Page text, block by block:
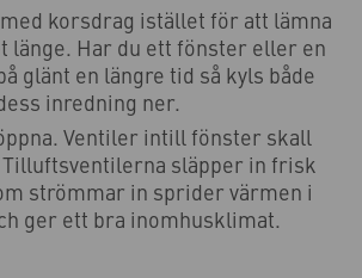
korsdrag istället för att lämna
länge. Har du ett fönster eller en
glänt en längre tid så kyls både
inredning ner.
Ventiler intill fönster skall
Tilluftsventilerna släpper in frisk
strömmar in sprider värmen i
ger ett bra inomhusklimat.